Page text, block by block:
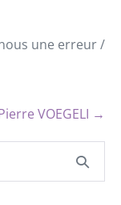
une erreur /
VOEGELI →